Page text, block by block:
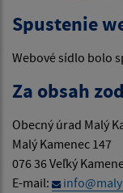
Spustenie
Webové sídlo bolo
Za obsah
Obecný úrad Malý
Malý Kamenec 147
076 36 Veľký
E-mail: